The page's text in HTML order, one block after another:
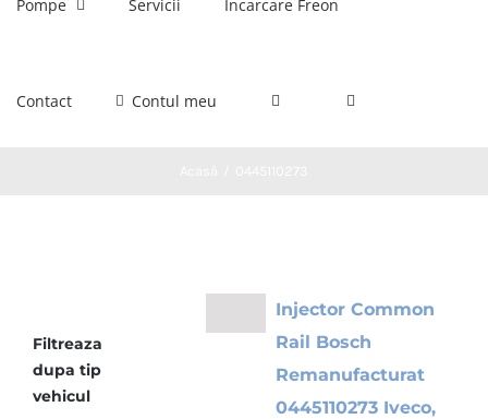
Pompe Servicii Incarcare Freon
Contact Contul meu
Injector Common
Rail Bosch
Remanufacturat
0445110273 Iveco,
Filtreaza
dupa tip
vehicul